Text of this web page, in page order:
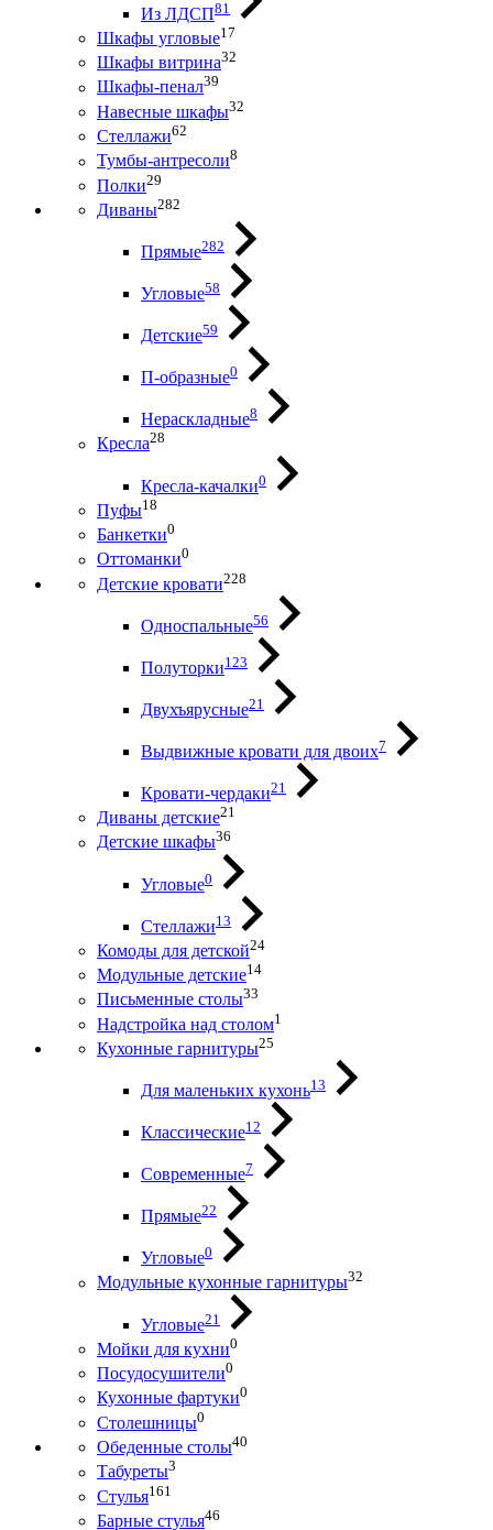
Из ЛДСП81
Шкафы угловые17
Шкафы витрина32
Шкафы-пенал39
Навесные шкафы32
Стеллажи62
Тумбы-антресоли8
Полки29
Диваны282
Прямые282
Угловые58
Детские59
П-образные0
Нераскладные8
Кресла28
Кресла-качалки0
Пуфы18
Банкетки0
Оттоманки0
Детские кровати228
Односпальные56
Полуторки123
Двухъярусные21
Выдвижные кровати для двоих7
Кровати-чердаки21
Диваны детские21
Детские шкафы36
Угловые0
Стеллажи13
Комоды для детской24
Модульные детские14
Письменные столы33
Надстройка над столом1
Кухонные гарнитуры25
Для маленьких кухонь13
Классические12
Современные7
Прямые22
Угловые0
Модульные кухонные гарнитуры32
Угловые21
Мойки для кухни0
Посудосушители0
Кухонные фартуки0
Столешницы0
Обеденные столы40
Табуреты3
Стулья161
Барные стулья46